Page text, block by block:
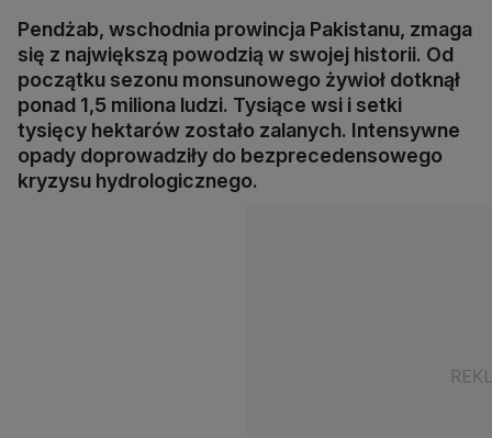
Pendżab, wschodnia prowincja Pakistanu, zmaga
się z największą powodzią w swojej historii. Od
początku sezonu monsunowego żywioł dotknął
ponad 1,5 miliona ludzi. Tysiące wsi i setki
tysięcy hektarów zostało zalanych. Intensywne
opady doprowadziły do bezprecedensowego
kryzysu hydrologicznego.